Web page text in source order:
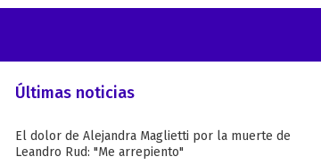
Últimas noticias
El dolor de Alejandra Maglietti por la muerte de
Leandro Rud: "Me arrepiento"